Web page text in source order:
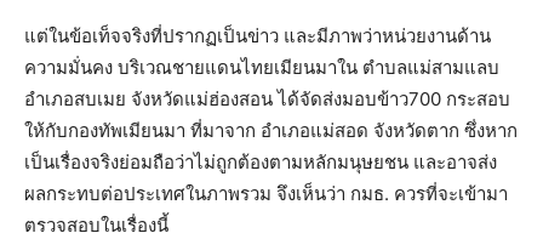
แต่ในข้อเท็จจริงที่ปรากฏเป็นข่าว และมีภาพว่าหน่วยงานด้าน
ความมั่นคง บริเวณชายแดนไทยเมียนมาใน ตำบลแม่สามแลบ
อำเภอสบเมย จังหวัดแม่ฮ่องสอน ได้จัดส่งมอบข้าว700 กระสอบ
ให้กับกองทัพเมียนมา ที่มาจาก อำเภอแม่สอด จังหวัดตาก ซึ่งหาก
เป็นเรื่องจริงย่อมถือว่าไม่ถูกต้องตามหลักมนุษยชน และอาจส่ง
ผลกระทบต่อประเทศในภาพรวม จึงเห็นว่า กมธ. ควรที่จะเข้ามา
ตรวจสอบในเรื่องนี้